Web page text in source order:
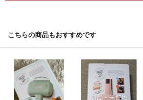
こちらの商品もおすすめです